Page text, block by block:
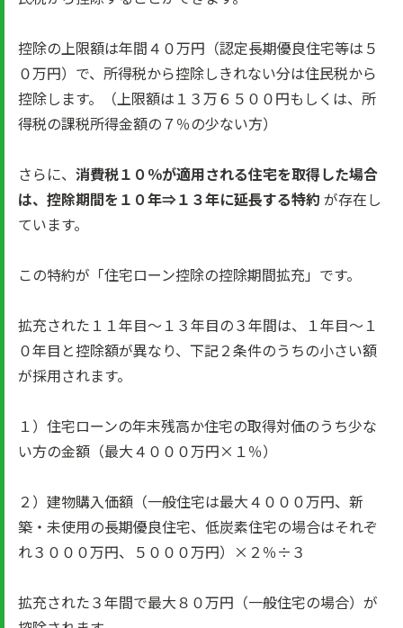
控除の上限額は年間４０万円（認定長期優良住宅等は５
０万円）で、所得税から控除しきれない分は住民税から
控除します。（上限額は１３万６５００円もしくは、所
得税の課税所得金額の７％の少ない方）
さらに、 消費税１０％が適用される住宅を取得した場合
は、控除期間を１０年⇒１３年に延長する特約 が存在し
ています。
この特約が「住宅ローン控除の控除期間拡充」です。
拡充された１１年目～１３年目の３年間は、１年目～１
０年目と控除額が異なり、下記２条件のうちの小さい額
が採用されます。
１）住宅ローンの年末残高か住宅の取得対価のうち少な
い方の金額（最大４０００万円×１％）
２）建物購入価額（一般住宅は最大４０００万円、新
築・未使用の長期優良住宅、低炭素住宅の場合はそれぞ
れ３０００万円、５０００万円）×２％÷３
拡充された３年間で最大８０万円（一般住宅の場合）が